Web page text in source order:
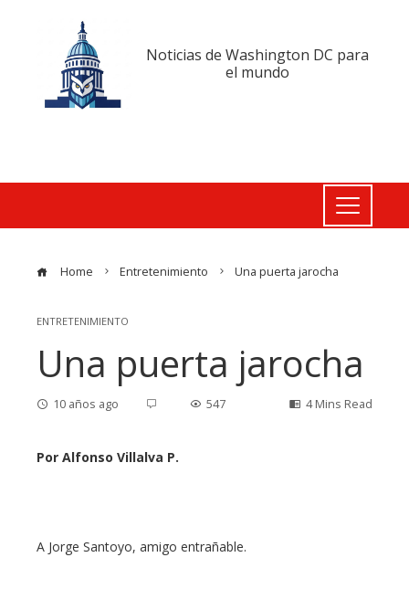
Noticias de Washington DC para
el mundo
Home Entretenimiento Una puerta jarocha
ENTRETENIMIENTO
Una puerta jarocha
10 años ago 547 4 Mins Read
Por Alfonso Villalva P.
A Jorge Santoyo, amigo entrañable.